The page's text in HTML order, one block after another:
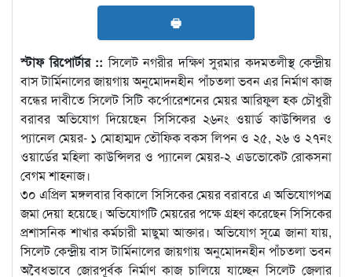
🖶
স্টাফ রিপোর্টার ::সিলেট নগরীর দক্ষিণ সুরমার কদমতলীস্থ কেন্দ্রীয়
বাস টার্মিনালের জায়গায় অনুমোদনহীন পাঁচতলা ভবন এর নির্মাণ কাজ
বন্ধের দাবীতে সিলেট সিটি কর্পোরেশনের মেয়র আরিফুল হক চৌধুরী
বরাবর অভিযোগ দিয়েছেন সিসিকের ২৬নং ওয়ার্ড কাউন্সিলর ও
প্যানেল মেয়র- ১ মোহাম্মদ তৌফিক বকস লিপন ও ২৫, ২৬ ও ২৭নং
ওয়ার্ডের মহিলা কাউন্সিলর ও প্যানেল মেয়র-২ এডভোকেট রোকসনা
বেগম শাহনাজ।
৩০ এপ্রিল মঙ্গলবার বিকালে সিসিকের মেয়র বরাবরে এ অভিযোগপত্র
জমা দেয়া হয়েছে। অভিযোগটি মেয়রের পক্ষে গ্রহণ করেছেন সিসিকের
প্রশাসনিক শাখার কর্মচারী মাছুমা আক্তার। অভিযোগ সূত্রে জানা যায়,
সিলেট কেন্দ্রীয় বাস টার্মিনালের জায়গায় অনুমোদনহীন পাঁচতলা ভবন
অবৈধভাবে জোরপূর্বক নির্মাণ কাজ চালিয়ে যাচ্ছেন সিলেট জেলার